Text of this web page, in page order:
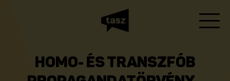
HOMO- ÉS TRANSZFÓB